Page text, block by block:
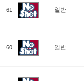
61 일반
60 일반